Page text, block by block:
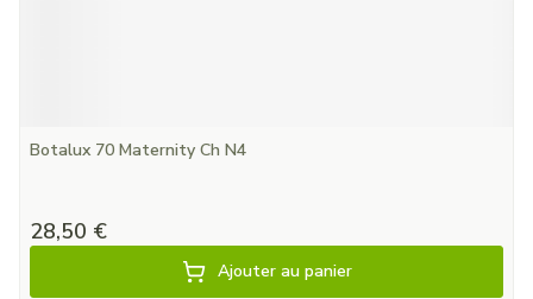
Botalux 70 Maternity Ch N4
28,50 €
Ajouter au panier